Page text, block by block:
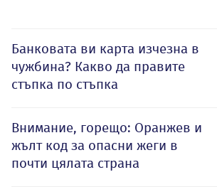
Банковата ви карта изчезна в
чужбина? Какво да правите
стъпка по стъпка
Внимание, горещо: Оранжев и
жълт код за опасни жеги в
почти цялата страна